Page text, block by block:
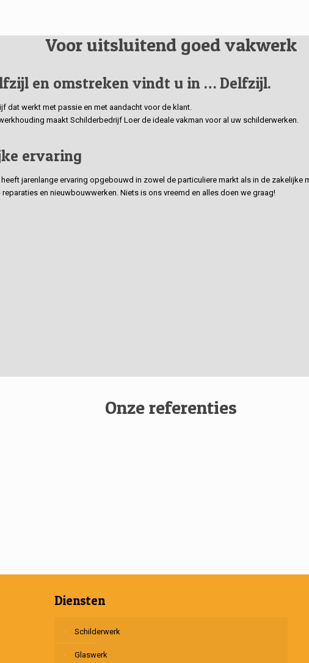
Voor uitsluitend goed vakwerk
en omstreken vindt u in … Delfzijl.
dat werkt met passie en met aandacht voor de klant.
maakt Schilderbedrijf Loer de ideale vakman voor al uw schilderwerken.
ervaring
jarenlange ervaring opgebouwd in zowel de particuliere markt als in de zakelijke
en nieuwbouwwerken. Niets is ons vreemd en alles doen we graag!
Onze referenties
Diensten
Schilderwerk
Glaswerk